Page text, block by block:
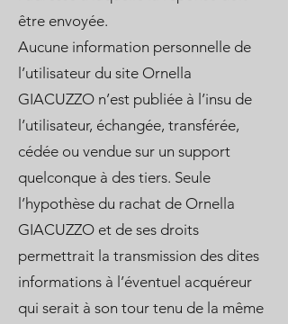
être envoyée.
Aucune information personnelle de
l’utilisateur du site Ornella
GIACUZZO n’est publiée à l’insu de
l’utilisateur, échangée, transférée,
cédée ou vendue sur un support
quelconque à des tiers. Seule
l’hypothèse du rachat de Ornella
GIACUZZO et de ses droits
permettrait la transmission des dites
informations à l’éventuel acquéreur
qui serait à son tour tenu de la même